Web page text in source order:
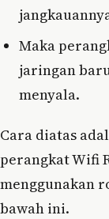
Maka
jaringan
menyala.
Cara diatas
perangkat Wifi
menggunakan
bawah ini.